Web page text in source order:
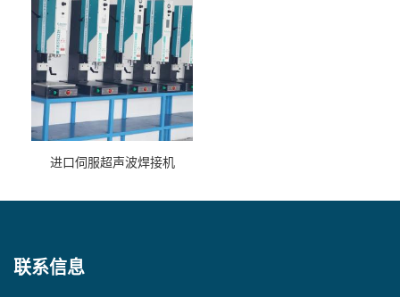
进口伺服超声波焊接机
联系信息